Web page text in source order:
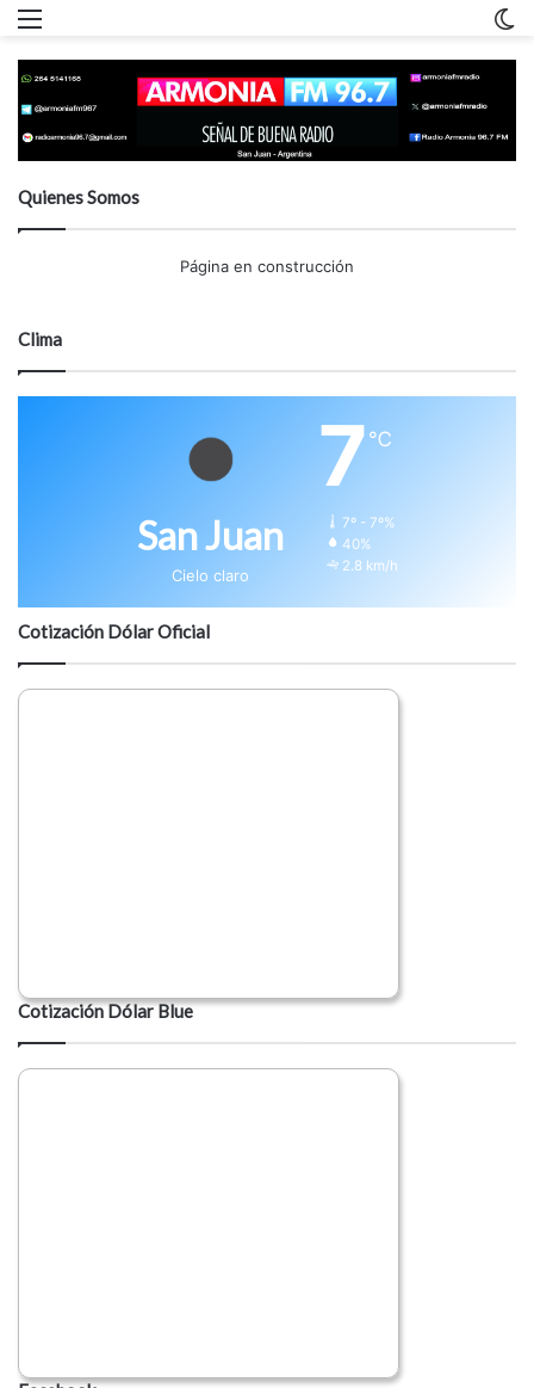
Quienes Somos
Página en construcción
Clima
San Juan
Cielo claro
7 ℃
7º - 7º%
40%
2.8 km/h
Cotización Dólar Oficial
Cotización Dólar Blue